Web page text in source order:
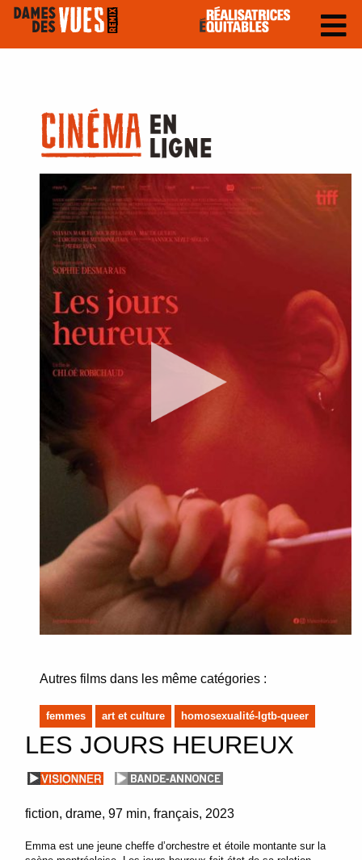
Autres films dans les même catégories :
femmes art et culture homosexualité-lgtb-queer
LES JOURS HEUREUX
fiction drame 97 min français 2023
Emma est une jeune cheffe d’orchestre et étoile montante sur la